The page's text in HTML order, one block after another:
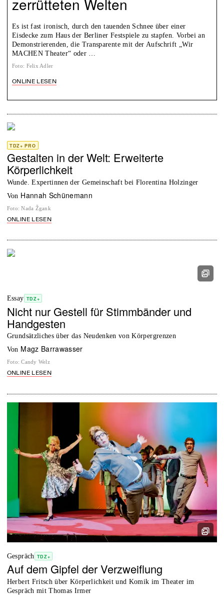
zerrütteten Welten
Es ist fast ironisch, durch den tauenden Schnee über einer
Eisdecke zum Haus der Berliner Festspiele zu stapfen. Vorbei an
Demonstrierenden, die Transparente mit der Aufschrift „Wir
MACHEN Theater“ oder …
Foto: Felix Adler
ONLINE LESEN
TDZ+ PRO
Gestalten in der Welt: Erweiterte
Körperlichkeit
Wunde. Expertinnen der Gemeinschaft bei Florentina Holzinger
von Hannah Schünemann
Foto: Nada Žgank
ONLINE LESEN
Essay TDZ+
Nicht nur Gestell für Stimmbänder und
Handgesten
Grundsätzliches über das Neudenken von Körpergrenzen
von Magz Barrawasser
Foto: Candy Welz
ONLINE LESEN
Gespräch TDZ+
Auf dem Gipfel der Verzweiflung
Herbert Fritsch über Körperlichkeit und Komik im Theater im
Gespräch mit Thomas Irmer